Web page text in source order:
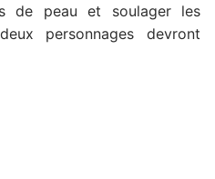
de peau et soulager les
personnages devront